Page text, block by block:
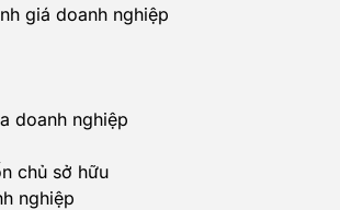
giá doanh nghiệp
doanh nghiệp
chủ sở hữu
nghiệp